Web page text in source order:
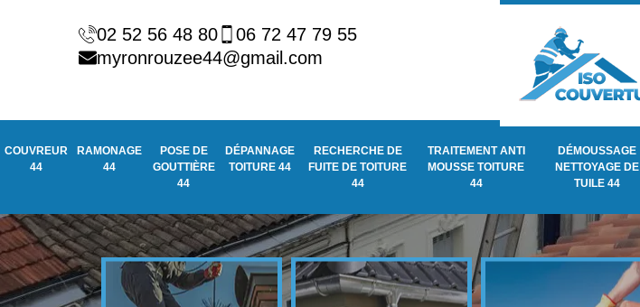
02 52 56 48 80
06 72 47 79 55
myronrouzee44@gmail.com
COUVREUR
44
RAMONAGE
44
POSE DE
GOUTTIÈRE
44
DÉPANNAGE
TOITURE 44
RECHERCHE DE
FUITE DE TOITURE
44
TRAITEMENT ANTI
MOUSSE TOITURE
44
DÉMOUSSAGE
NETTOYAGE DE
TUILE 44